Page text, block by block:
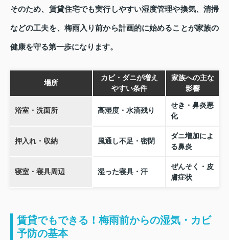
そのため、賃貸住宅でも実行しやすい湿度管理や換気、清掃
などの工夫を、梅雨入り前から計画的に始めることが家族の
健康を守る第一歩になります。
場所
カビ・ダニが増え
やすい条件
家族への主な
影響
浴室・洗面所 高湿度・水滴残り
せき・鼻炎悪
化
押入れ・収納 風通し不足・密閉
ダニ増加によ
る鼻炎
寝室・寝具周辺 湿った寝具・汗
ぜんそく・皮
膚症状
賃貸でもできる！梅雨前からの湿気・カビ
予防の基本